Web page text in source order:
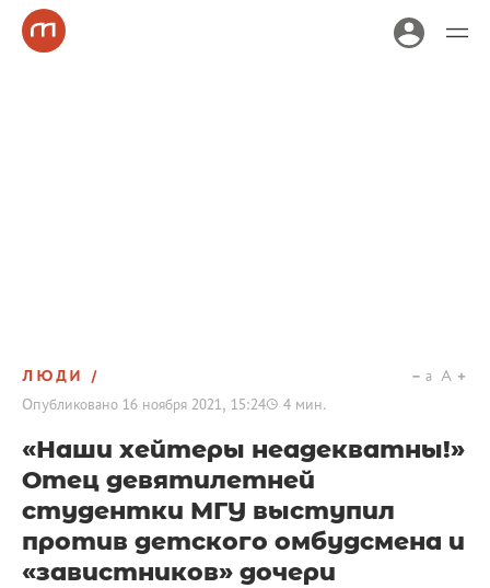
ЛЮДИ
Опубликовано 16 ноября 2021, 15:24 4 мин.
a A
«Наши хейтеры неадекватны!»
Отец девятилетней
студентки МГУ выступил
против детского омбудсмена и
«завистников» дочери